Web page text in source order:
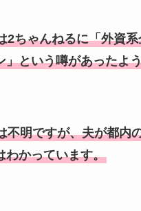
2ちゃんねるに「外資
」という噂があったよ
不明ですが、夫が都内
わかっています。